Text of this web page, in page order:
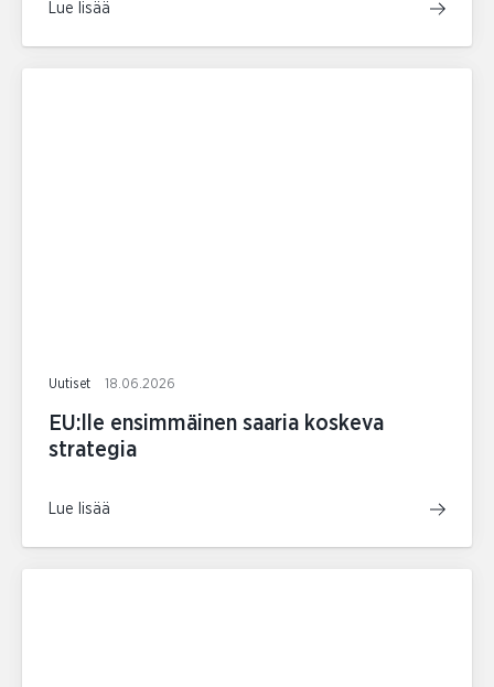
Lue lisää
Uutiset 18.06.2026
EU:lle ensimmäinen saaria koskeva
strategia
Lue lisää